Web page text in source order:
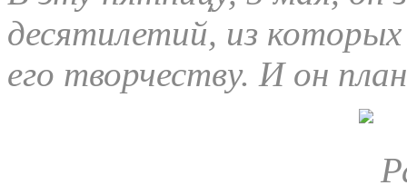
десятилетий, из
его творчеству. И он